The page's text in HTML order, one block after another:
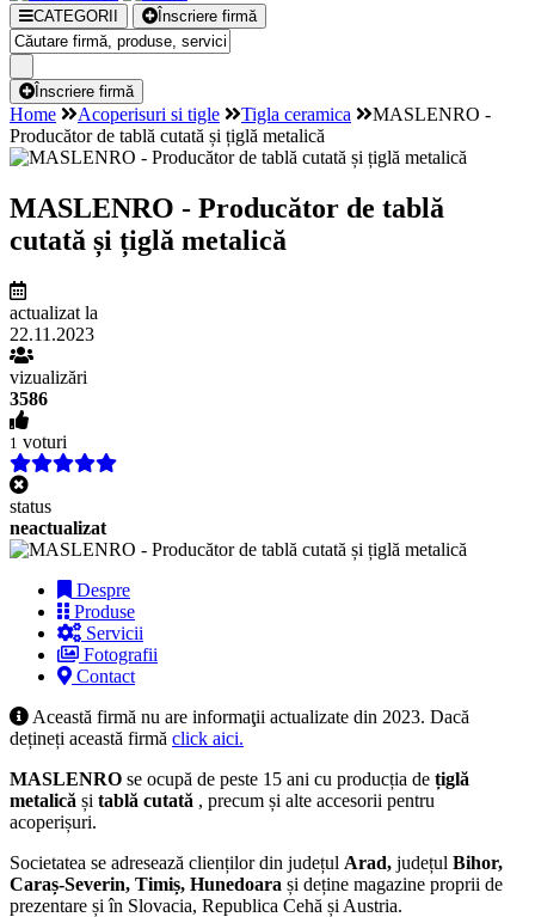
CATEGORII Înscriere firmă
Înscriere firmă
Home Acoperisuri si tigle Tigla ceramica
MASLENRO -
Producător de tablă cutată și țiglă metalică
MASLENRO - Producător de tablă
cutată și țiglă metalică
actualizat la
22.11.2023
vizualizări
3586
1 voturi
status
neactualizat
Despre
Produse
Servicii
Fotografii
Contact
Această firmă nu are informaţii actualizate din 2023. Dacă
dețineți această firmă click aici.
MASLENRO se ocupă de peste 15 ani cu producția de țiglă
metalică și tablă cutată , precum și alte accesorii pentru
acoperișuri.
Societatea se adresează clienților din județul Arad, județul Bihor,
Caraș-Severin, Timiș, Hunedoara și deține magazine proprii de
prezentare și în Slovacia, Republica Cehă și Austria.